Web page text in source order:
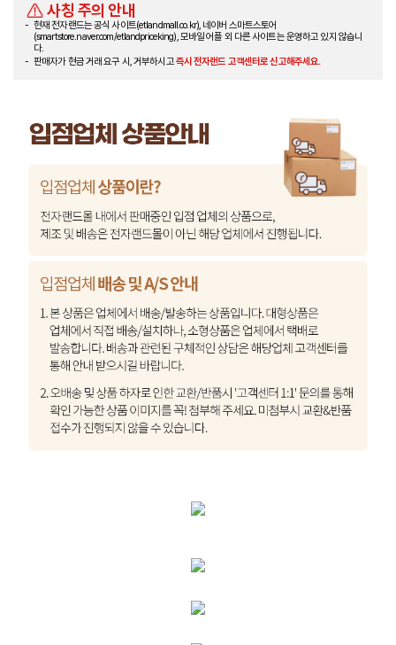
사칭 주의 안내
현재 전자랜드는 공식 사이트(etlandmall.co.kr), 네이버 스마트스토어
(smartstore.naver.com/etlandpriceking), 모바일 어플 외 다른 사이트는 운영하고 있지 않습니
다.
판매자가 현금 거래 요구 시, 거부하시고즉시 전자랜드 고객센터로 신고해주세요.